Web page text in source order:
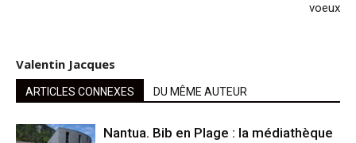
voeux
Valentin Jacques
ARTICLES CONNEXES DU MÊME AUTEUR
Nantua. Bib en Plage : la médiathèque